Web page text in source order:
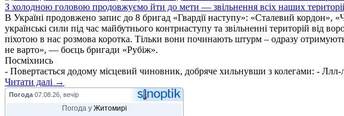
З холодною головою продовжуємо йти до мети — звільнення всіх наших
В Україні продовжено запис до 8 бригад «Гвардії наступу»: «Сталевий
українські сили під час майбутнього контрнаступу та звільненні територій від
піхотою в нас розмова коротка. Тільки вони починають штурм – одразу
не варто», — боєць бригади «Рубіж».
Посміхнись
- Повертається додому місцевий чиновник, добряче хильнувши з колегами: - Ллл-
Читати далі →
Погода 07.08.26, вечір
Погода у Житомирі